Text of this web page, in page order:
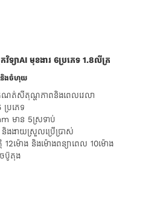
វិទ្យាAI មុខងារ 6ប្រភេទ 1.8លីត្រ
, និងចំហុយ
ៃកំណត់សីតុណ្ហភាពនិងពេលវេលា
ប្រភេទ
មាន 5ស្រទាប់
ត និងងាយស្រួលប្រើប្រាស់
ត្តិ 12ម៉ោង និងម៉ោងពន្យាពេល 10ម៉ោង
ចប៊ូតុង